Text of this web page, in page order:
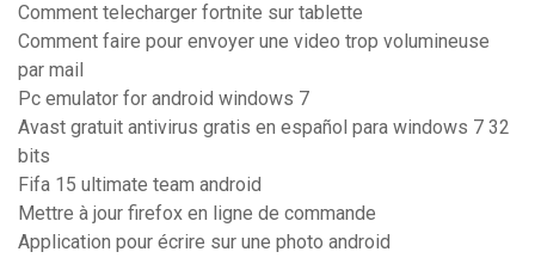
Comment telecharger fortnite sur tablette
Comment faire pour envoyer une video trop volumineuse
par mail
Pc emulator for android windows 7
Avast gratuit antivirus gratis en español para windows 7 32
bits
Fifa 15 ultimate team android
Mettre à jour firefox en ligne de commande
Application pour écrire sur une photo android